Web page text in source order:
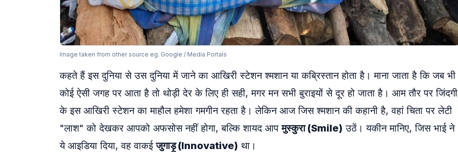
Image taken from other source eg. Google / Media Portals
कहते हैं इस दुनिया से उस दुनिया में जाने का आखिरी स्टेशन श्मशान या कब्रिस्तान होता है। माना जाता है कि जब भी
कोई ऐसी जगह पर आता है तो थोड़ी देर के लिए ही सही, मगर मन सभी बुराइयों से दूर हो जाता है। आम तौर पर जिंदगी
के इस आखिरी स्टेशन का माहौल हमेशा गमगीन रहता है। लेकिन आज जिस श्मशान की कहानी है, वहां चिता पर लेटी
"लाश" को देखकर आपको अफसोस नहीं होगा, बल्कि शायद आपमुस्कुरा (Smile) उठें। यकीन मानिए, जिस भाई ने
ये आइडिया दिया, वह वाकईजुगाड़ू (Innovative) था।